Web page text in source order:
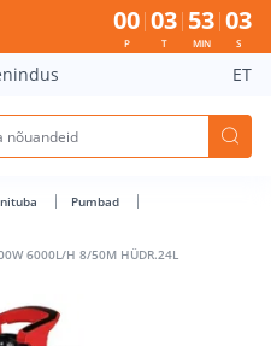
1400W 6000L/H
00
P
03
T
53
MIN
02
S
ET
Pumbad
6000L/H 8/50M HÜDR.24L